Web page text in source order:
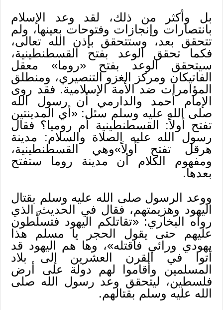
بل وأكثر من ذلك، لقد وعد الإسلام
بانتصارات وإنجازات وفتوحات بعينها، ولم
تتحقق بعد، وستتحقق بإذن الله تعالى،
فكما تحقق الوعد بفتح القسطنطينية،
سيتحقق الوعد بفتح «روما» معقل
الفاتيكان ومركز الغزو التنصيري، ومنطلق
المؤامرات ضد الأمة الإسلامية. فقد روى
الإمام أحمد والدارمي أن رسول الله
صلى الله عليه وسلم سئل: «أي المدينتين
تفتح أولاً: القسطنطينية أم روميا؟ فقال
رسول الله عليه الصلاة والسلام: مدينة
هرقل تفتح أولاً»وهي القسطنطينية،
ومفهوم الكلام أن مدينة روما ستفتح
بعدها.
ووعد الرسول صلى الله عليه وسلم بقتال
اليهود وهزيمتهم، فقال في الحديث الذي
رواه البخاري: «تقاتلكم اليهود فتسلَّطون
عليهم حتى يقول الحجر يا مسلم هذا
يهودي ورائي فاقتله»، وها هم اليهود قد
أتوا في القرن العشرين إلى بلاد
المسلمين وأقاموا لهم دولة على أرض
فلسطين، ليتحقق وعد رسول الله صلى
الله عليه وسلم بقتالهم.